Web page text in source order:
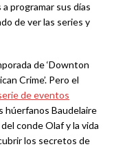
programar sus días
de ver las series y
de ‘Downton
Crime’. Pero el
de eventos
húerfanos Baudelaire
conde Olaf y la vida
los secretos de